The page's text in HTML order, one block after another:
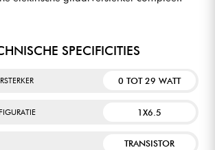
SPECIFICITIES
0 TOT 29 WATT
1X6.5
TRANSISTOR